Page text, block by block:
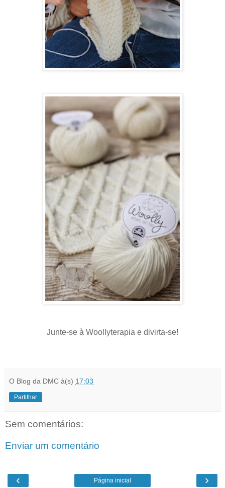
Junte-se à Woollyterapia e divirta-se!
O Blog da DMC à(s) 17:03
Partilhar
Sem comentários:
Enviar um comentário
‹ ›
Página inicial